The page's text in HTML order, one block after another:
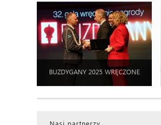
BUZDYGANY 2025 WRĘCZONE
Nasi partnerzy